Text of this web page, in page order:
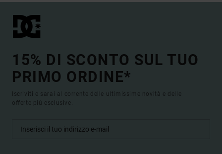
15% DI SCONTO SUL TUO
PRIMO ORDINE*
Iscriviti e sarai al corrente delle ultimissime novità e delle
offerte più esclusive.